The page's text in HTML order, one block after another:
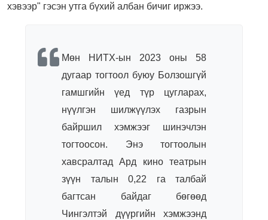
хэвээр" гэсэн утга бүхий албан бичиг иржээ.
Мөн НИТХ-ын 2023 оны 58
дугаар тогтоол буюу Болзошгүй
гамшгийн үед түр цугларах,
нүүлгэн шилжүүлэх газрын
байршил хэмжээг шинэчлэн
тогтоосон. Энэ тогтоолын
хавсралтад Ард кино театрын
зүүн талын 0,22 га талбай
багтсан байдаг бөгөөд
Чингэлтэй дүүргийн хэмжээнд